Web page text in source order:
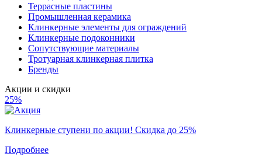
Террасные пластины
Промышленная керамика
Клинкерные элементы для ограждений
Клинкерные подоконники
Сопутствующие материалы
Тротуарная клинкерная плитка
Бренды
Акции и скидки
25%
Клинкерные ступени по акции! Скидка до 25%
Подробнее